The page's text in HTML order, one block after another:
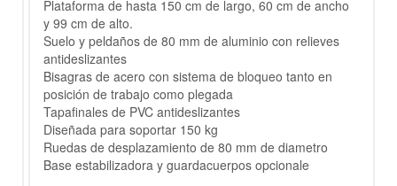
Plataforma de hasta 150 cm de largo, 60 cm de ancho
y 99 cm de alto.
Suelo y peldaños de 80 mm de aluminio con relieves
antideslizantes
Bisagras de acero con sistema de bloqueo tanto en
posición de trabajo como plegada
Tapafinales de PVC antideslizantes
Diseñada para soportar 150 kg
Ruedas de desplazamiento de 80 mm de diametro
Base estabilizadora y guardacuerpos opcionale